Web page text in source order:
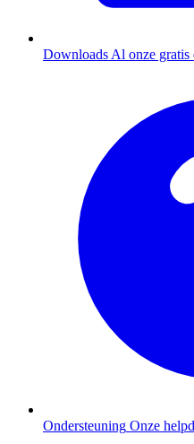
Downloads Al onze gratis
Ondersteuning Onze